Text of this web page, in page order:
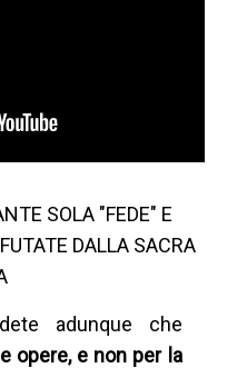
SOLA "FEDE" E
DALLA SACRA
adunque che
opere, e non per la